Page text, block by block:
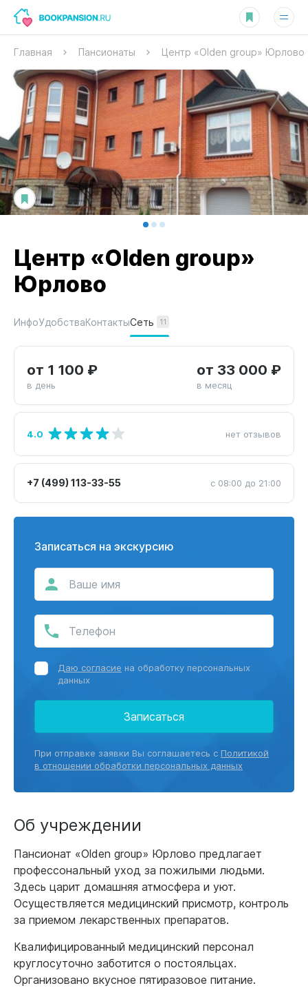
Главная Пансионаты Центр «Olden group» Юрлово
Центр «Olden group»
Юрлово
ИнфоУдобстваКонтактыСеть 11
от 1 100 ₽
в день
от 33 000 ₽
в месяц
4.0 нет отзывов
+7 (499) 113-33-55 с 08:00 до 21:00
Записаться на экскурсию
Даю согласие на обработку персональных
данных
Записаться
При отправке заявки Вы соглашаетесь с Политикой
в отношении обработки персональных данных
Об учреждении
Пансионат «Olden group» Юрлово предлагает
профессональный уход за пожилыми людьми.
Здесь царит домашняя атмосфера и уют.
Осуществляется медицинский присмотр, контроль
за приемом лекарственных препаратов.
Квалифицированный медицинский персонал
круглосуточно заботится о постояльцах.
Организовано вкусное пятиразовое питание.